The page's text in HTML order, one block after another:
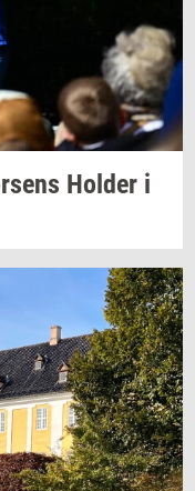
Hol­der i